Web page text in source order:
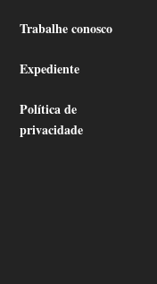
Trabalhe conosco
Expediente
Política de
privacidade